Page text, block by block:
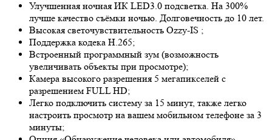
Улучшенная ночная ИК LED3.0 подсветка. На 300%
лучше качество съёмки ночью. Долговечность до 10 лет.
Высокая светочувствительность Ozzy-IS ;
Поддержка кодека H.265;
Встроенный программный зум (возможность
увеличивать объекты при просмотре);
Камера высокого разрешения 5 мегапикселей с
разрешением FULL HD;
Легко подключить систему за 15 минут, также легко
настроить просмотр на вашем мобильном телефоне за 3
минуты;